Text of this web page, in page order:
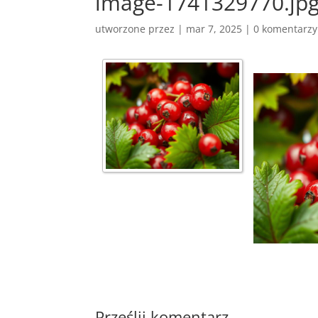
utworzone przez | mar 7, 2025 |0 komentarzy